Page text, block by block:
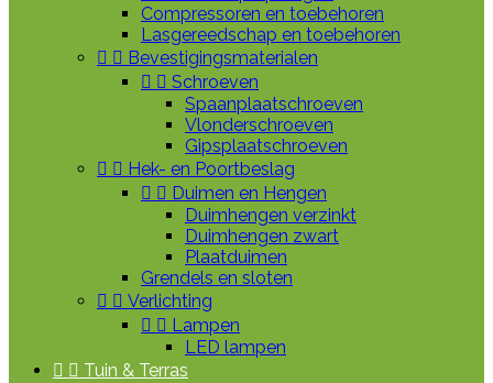
Compressoren en toebehoren
Lasgereedschap en toebehoren
  Bevestigingsmaterialen
  Schroeven
Spaanplaatschroeven
Vlonderschroeven
Gipsplaatschroeven
  Hek- en Poortbeslag
  Duimen en Hengen
Duimhengen verzinkt
Duimhengen zwart
Plaatduimen
Grendels en sloten
  Verlichting
  Lampen
LED lampen
  Tuin & Terras